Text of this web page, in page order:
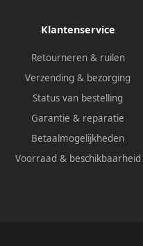
Klantenservice
Retourneren & ruilen
Verzending & bezorging
Status van bestelling
Garantie & reparatie
Betaalmogelijkheden
Voorraad & beschikbaarheid